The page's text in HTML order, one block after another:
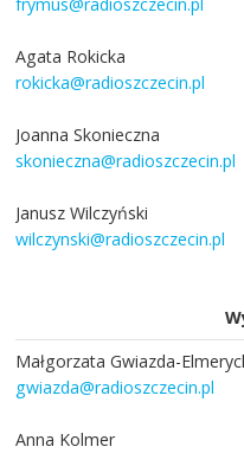
Agata Rokicka
rokicka@radioszczecin.pl
Joanna Skonieczna
skonieczna@radioszczecin.pl
Janusz Wilczyński
wilczynski@radioszczecin.pl
Małgorzata Gwiazda-
gwiazda@radioszczecin.pl
Anna Kolmer